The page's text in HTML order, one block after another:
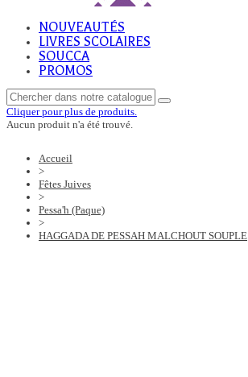
NOUVEAUTÉS
LIVRES SCOLAIRES
SOUCCA
PROMOS
Cliquer pour plus de produits.
Aucun produit n'a été trouvé.
Accueil
>
Fêtes Juives
>
Pessa'h (Paque)
>
HAGGADA DE PESSAH MALCHOUT SOUPLE